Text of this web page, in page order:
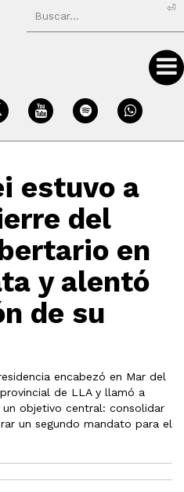
⏎
estuvo a
del
en
y alentó
de su
encabezó en Mar del
de LLA y llamó a
objetivo central: consolidar
un segundo mandato para el